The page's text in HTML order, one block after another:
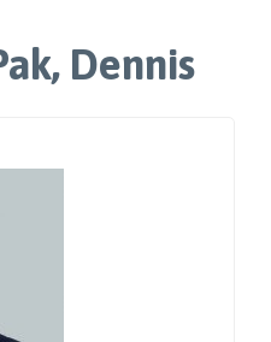
Dennis